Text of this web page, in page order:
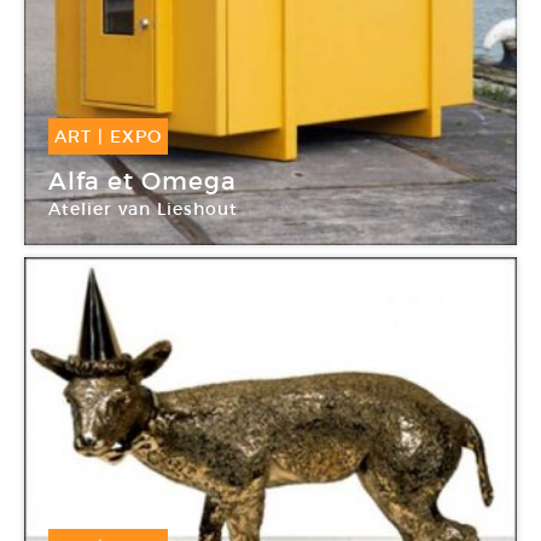
ART | EXPO
16 Oct -20 Nov 2010
Alfa et Omega
Atelier van Lieshout
Galerie Philippe Jousse